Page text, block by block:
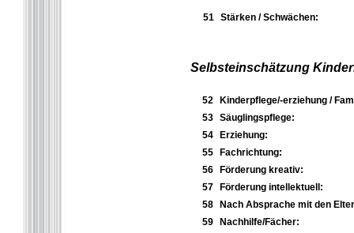
51 Stärken / Schwächen:
Selbsteinschätzung
52
Kinderpflege/-erziehung /
53
Säuglingspflege:
54
Erziehung:
55
Fachrichtung:
56
Förderung kreativ:
57
Förderung intellektuell:
58
Nach Absprache mit den
59
Nachhilfe/Fächer: